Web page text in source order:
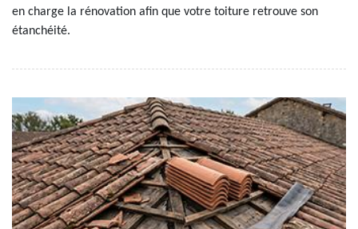
en charge la rénovation afin que votre toiture retrouve son
étanchéité.